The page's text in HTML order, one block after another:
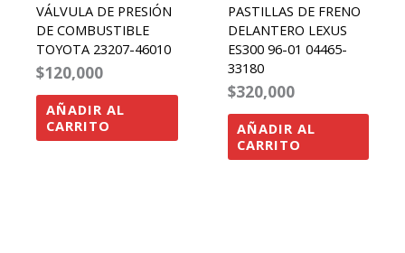
VÁLVULA DE PRESIÓN
DE COMBUSTIBLE
TOYOTA 23207-46010
$120,000
AÑADIR AL
CARRITO
PASTILLAS DE FRENO
DELANTERO LEXUS
ES300 96-01 04465-
33180
$320,000
AÑADIR AL
CARRITO